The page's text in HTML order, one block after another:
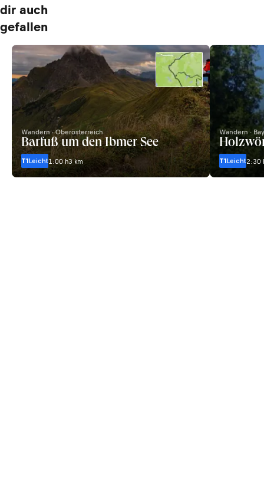
dir auch
gefallen
Wandern · Oberösterreich
Barfuß um den Ibmer See
T1Leicht1:00 h3 km
Wandern ·
T1Leicht2:30